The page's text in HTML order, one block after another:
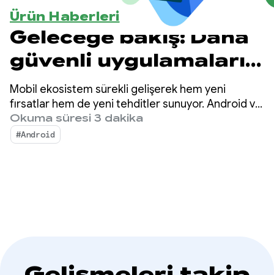
Ürün Haberleri
Geleceğe bakış: Daha
güvenli uygulamaları
yayınlamayı
kolaylaştırma ve
hızlandırma
Mobil ekosistem sürekli gelişerek hem yeni
fırsatlar hem de yeni tehditler sunuyor. Android ve
Google Play, bu değişikliklerle milyarlarca
kullanıcının uygulamalarını güvenle kullanmaya
devam etmesini ve geliştiricilerin yenilikçi
Okuma süresi 3 dakika
#Android